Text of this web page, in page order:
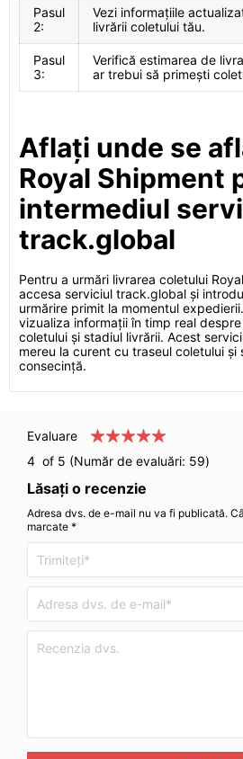
Pasul
2:
Vezi informațiile
livrării coletului tău.
Pasul
3:
Verifică estimarea de
ar trebui să primești
Aflați unde se
Royal Shipment
intermediul
track.global
Pentru a urmări livrarea coletului
accesa serviciul track.global și
urmărire primit la momentul
vizualiza informații în timp real
coletului și stadiul livrării. Acest
mereu la curent cu traseul coletului și
consecință.
Evaluare
4 of 5 (Număr de evaluări: 59)
Lăsați o recenzie
Adresa dvs. de e-mail nu va fi publicată.
marcate *